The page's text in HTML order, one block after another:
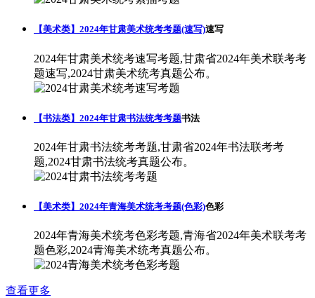
【美术类】2024年甘肃美术统考考题(速写)速写
2024年甘肃美术统考速写考题,甘肃省2024年美术联考考
题速写,2024甘肃美术统考真题公布。
【书法类】2024年甘肃书法统考考题书法
2024年甘肃书法统考考题,甘肃省2024年书法联考考
题,2024甘肃书法统考真题公布。
【美术类】2024年青海美术统考考题(色彩)色彩
2024年青海美术统考色彩考题,青海省2024年美术联考考
题色彩,2024青海美术统考真题公布。
查看更多